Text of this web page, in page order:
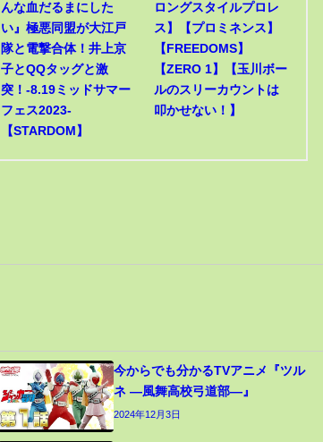
んな血だるまにした
い』極悪同盟が大江戸
隊と電撃合体！井上京
子とQQタッグと激
突！-8.19ミッドサマー
フェス2023-
【STARDOM】
ロングスタイルプロレ
ス】【プロミネンス】
【FREEDOMS】
【ZERO 1】【玉川ボー
ルのスリーカウントは
叩かせない！】
今からでも分かるTVアニメ『ツル
ネ ―風舞高校弓道部―』
2024年12月3日